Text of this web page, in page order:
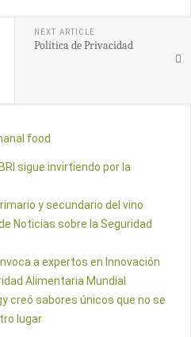
NEXT ARTICLE
Política de Privacidad
sigue invirtiendo por la
y secundario del vino
Noticias sobre la Seguridad
a expertos en Innovación
Alimentaria Mundial
creó sabores únicos que no se
lugar